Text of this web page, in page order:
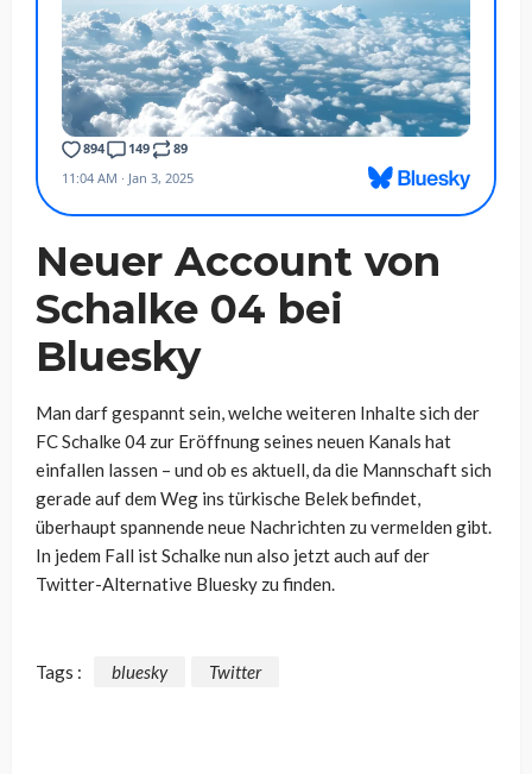
Neuer Account von
Schalke 04 bei
Bluesky
Man darf gespannt sein, welche weiteren Inhalte sich der
FC Schalke 04 zur Eröffnung seines neuen Kanals hat
einfallen lassen – und ob es aktuell, da die Mannschaft sich
gerade auf dem Weg ins türkische Belek befindet,
überhaupt spannende neue Nachrichten zu vermelden gibt.
In jedem Fall ist Schalke nun also jetzt auch auf der
Twitter-Alternative Bluesky zu finden.
Tags : bluesky Twitter